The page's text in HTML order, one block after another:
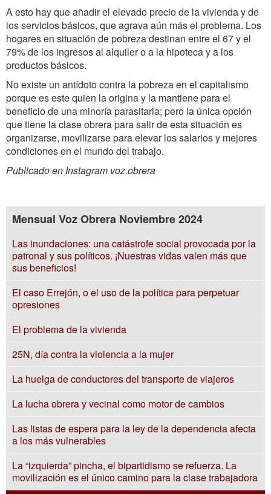
A esto hay que añadir el elevado precio de la vivienda y de
los servicios básicos, que agrava aún más el problema. Los
hogares en situación de pobreza destinan entre el 67 y el
79% de los ingresos al alquiler o a la hipoteca y a los
productos básicos.
No existe un antídoto contra la pobreza en el capitalismo
porque es este quien la origina y la mantiene para el
beneficio de una minoría parasitaria; pero la única opción
que tiene la clase obrera para salir de esta situación es
organizarse, movilizarse para elevar los salarios y mejores
condiciones en el mundo del trabajo.
Publicado en Instagram voz.obrera
Mensual Voz Obrera Noviembre 2024
Las inundaciones: una catástrofe social provocada por la
patronal y sus políticos. ¡Nuestras vidas valen más que
sus beneficios!
El caso Errejón, o el uso de la política para perpetuar
opresiones
El problema de la vivienda
25N, día contra la violencia a la mujer
La huelga de conductores del transporte de viajeros
La lucha obrera y vecinal como motor de cambios
Las listas de espera para la ley de la dependencia afecta
a los más vulnerables
La “izquierda” pincha, el bipartidismo se refuerza. La
movilización es el único camino para la clase trabajadora